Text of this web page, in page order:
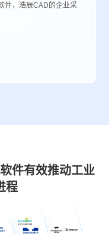
件，浩辰CAD的企业采
件有效推动工业
程